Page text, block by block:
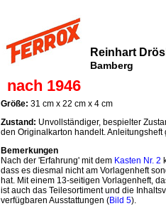
Reinhart
Bamberg
nach 1946
Größe: 31 cm x 22 cm x 4 cm
Zustand: Unvollständiger, bespielter
den Originalkarton handelt. Anleitungsheft
Bemerkungen
Nach der 'Erfahrung' mit dem Kasten Nr. 2
dass es diesmal nicht am Vorlagenheft
hat. Mit einem 13-seitigen Vorlagenheft,
ist auch das Teilesortiment und die
verfügbaren Ausstattungen (Bild 5).